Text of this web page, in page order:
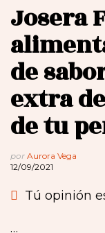
Josera
de
extra
de tu
por Aurora Vega
12/09/2021
Tú opinión
…